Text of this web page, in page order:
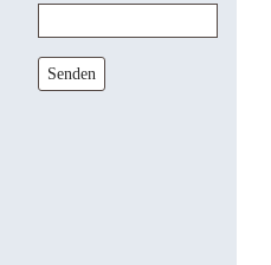
Senden